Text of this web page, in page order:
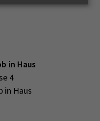
in Haus
4
in Haus